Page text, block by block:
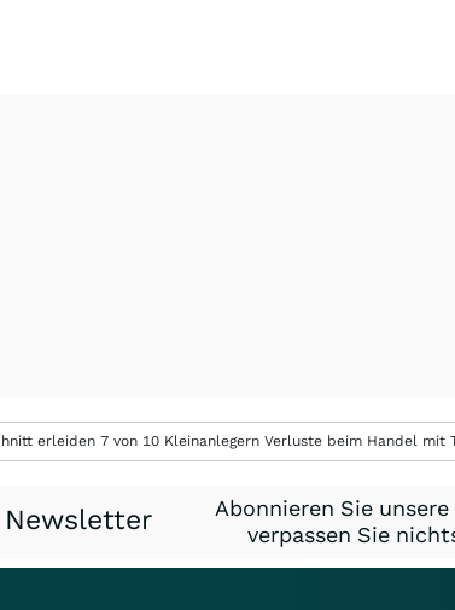
erleiden 7 von 10 Kleinanlegern Verluste beim Handel
Newsletter
Abonnieren Sie
verpassen Sie